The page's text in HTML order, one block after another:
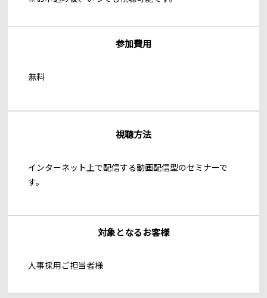
参加費用
無料
視聴方法
インターネット上で配信する動画配信型のセミナーで
す。
対象となるお客様
人事採用ご担当者様